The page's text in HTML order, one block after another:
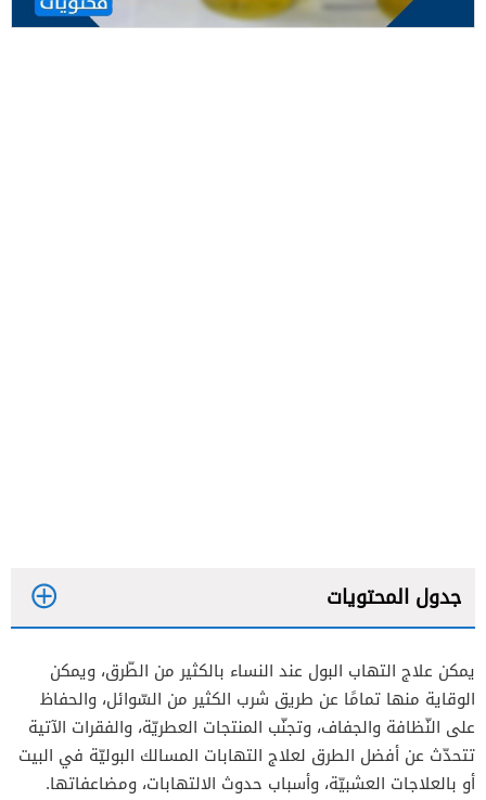
جدول المحتويات
يمكن علاج التهاب البول عند النساء بالكثير من الطّرق، ويمكن
الوقاية منها تمامًا عن طريق شرب الكثير من السّوائل، والحفاظ
على النّظافة والجفاف، وتجنّب المنتجات العطريّة، والفقرات الآتية
تتحدّث عن أفضل الطرق لعلاج التهابات المسالك البوليّة في البيت
أو بالعلاجات العشبيّة، وأسباب حدوث الالتهابات، ومضاعفاتها.